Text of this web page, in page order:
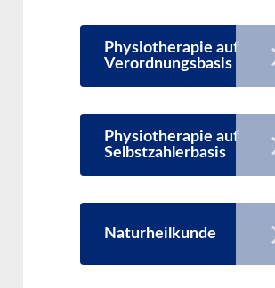
Physiotherapie auf
Verordnungsbasis
Physiotherapie auf
Selbstzahlerbasis
Naturheilkunde